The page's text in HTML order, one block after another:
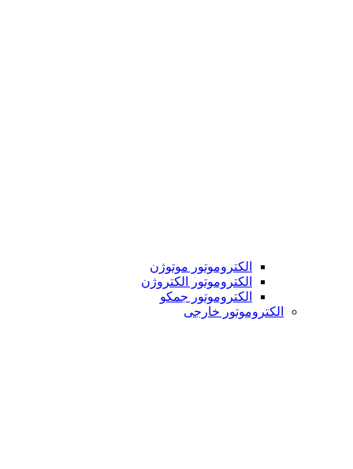
الکتروموتور موتوژن
الکتروموتور الکتروژن
الکتروموتور جمکو
الکتروموتور خارجی